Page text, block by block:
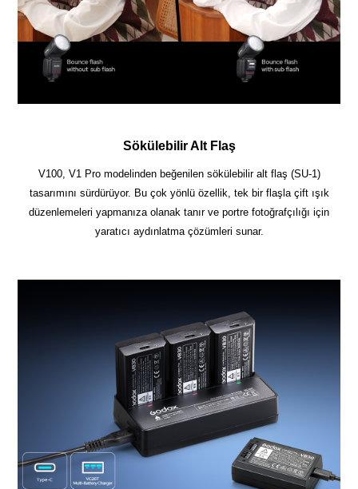
Sökülebilir Alt Flaş
V100, V1 Pro modelinden beğenilen sökülebilir alt flaş (SU-1)
tasarımını sürdürüyor. Bu çok yönlü özellik, tek bir flaşla çift ışık
düzenlemeleri yapmanıza olanak tanır ve portre fotoğrafçılığı için
yaratıcı aydınlatma çözümleri sunar.